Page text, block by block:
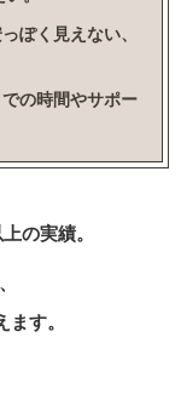
ぽく見えない、
の時間やサポー
の実績。
す。